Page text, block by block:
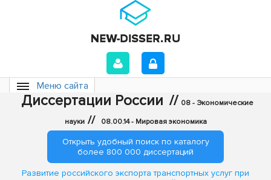
Меню сайта
Диссертации России // 08 - Экономические
науки // 08.00.14 - Мировая экономика
Открыть удобный поиск по каталогу
более 800 000 диссертаций
Развитие российского экспорта транспортных услуг при